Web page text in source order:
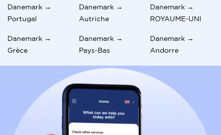
Danemark →
Portugal
Danemark →
Autriche
Danemark →
ROYAUME-UNI
Danemark →
Grèce
Danemark →
Pays-Bas
Danemark →
Andorre